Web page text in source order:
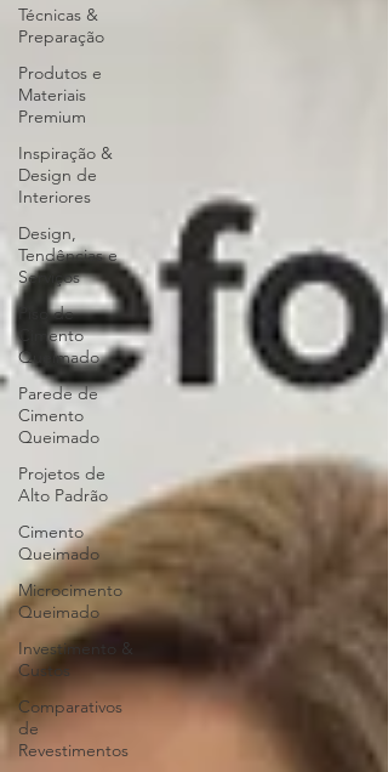
Técnicas &
Preparação
Produtos e
Materiais
Premium
Inspiração &
Design de
Interiores
Design,
Tendências e
Serviços
Piso de
Cimento
Queimado
Parede de
Cimento
Queimado
Projetos de
Alto Padrão
Cimento
Queimado
Microcimento
Queimado
Investimento &
Custos
Comparativos
de
Revestimentos